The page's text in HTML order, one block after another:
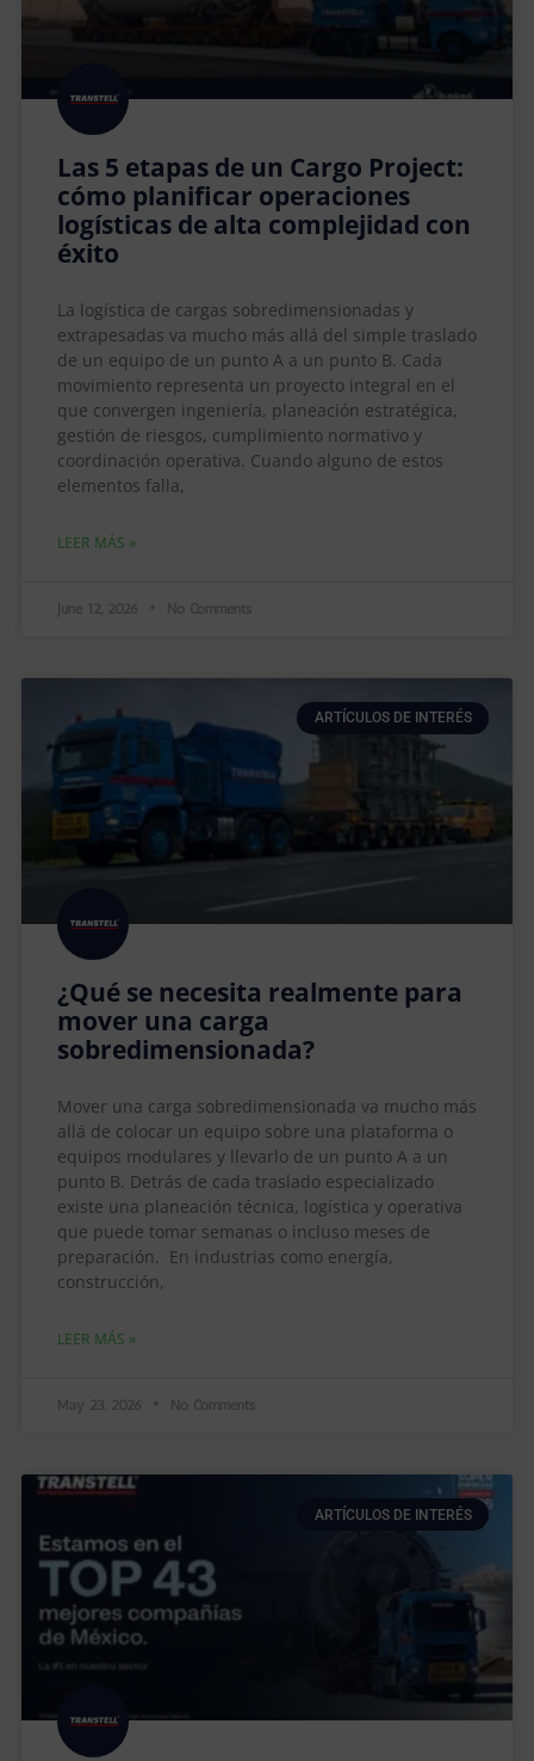
Las 5 etapas de un Cargo Project:
cómo planificar operaciones
logísticas de alta complejidad con
éxito
La logística de cargas sobredimensionadas y
extrapesadas va mucho más allá del simple traslado
de un equipo de un punto A a un punto B. Cada
movimiento representa un proyecto integral en el
que convergen ingeniería, planeación estratégica,
gestión de riesgos, cumplimiento normativo y
coordinación operativa. Cuando alguno de estos
elementos falla,
LEER MÁS »
June 12, 2026 No Comments
ARTÍCULOS DE INTERÉS
¿Qué se necesita realmente para
mover una carga
sobredimensionada?
Mover una carga sobredimensionada va mucho más
allá de colocar un equipo sobre una plataforma o
equipos modulares y llevarlo de un punto A a un
punto B. Detrás de cada traslado especializado
existe una planeación técnica, logística y operativa
que puede tomar semanas o incluso meses de
preparación. En industrias como energía,
construcción,
LEER MÁS »
May 23, 2026 No Comments
ARTÍCULOS DE INTERÉS